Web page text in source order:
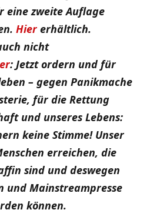
eine zweite Auflage
Hiererhältlich.
nicht
: Jetzt ordern und für
– gegen Panikmache
f​​​ür die Rettung
und unseres Lebens:
keine Stimme! Unser
erreichen, die
sind und deswegen
und Mainstreampresse
können.